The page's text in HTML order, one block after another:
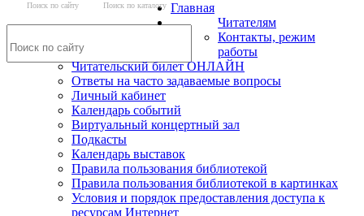
Поиск по сайту Поиск по каталогу Главная
Читателям
Контакты, режим
работы
Читательский билет ОНЛАЙН
Ответы на часто задаваемые вопросы
Личный кабинет
Календарь событий
Виртуальный концертный зал
Подкасты
Календарь выставок
Правила пользования библиотекой
Правила пользования библиотекой в картинках
Условия и порядок предоставления доступа к
ресурсам Интернет